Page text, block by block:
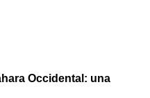
Occidental: una